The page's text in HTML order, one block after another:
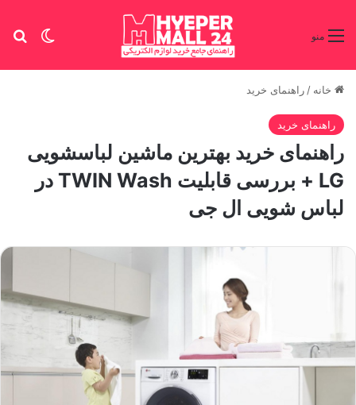
تغییر منو
خانه / راهنمای خرید
راهنمای خرید
راهنمای خرید بهترین ماشین لباسشویی
LG + بررسی قابلیت TWIN Wash در
لباس شویی ال جی